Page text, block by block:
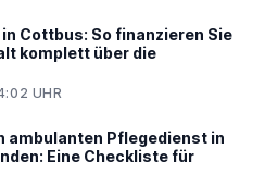
Cottbus: So finanzieren Sie
komplett über die
UHR
ambulanten Pflegedienst in
Eine Checkliste für